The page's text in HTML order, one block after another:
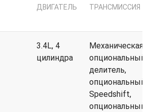
ДВИГАТЕЛЬ ТРАНСМИССИЯ
3.4L, 4
цилиндра
Механическая,
опциональный
делитель,
опциональный
Speedshift,
опциональный